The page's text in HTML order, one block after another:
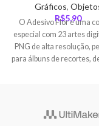
Gráficos,
R$5,90
O Adesivo Flor é uma
especial com 23 artes
PNG de alta resolução,
para álbuns de recortes,
para maior liberdade